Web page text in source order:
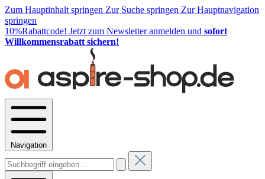
Zum Hauptinhalt springen Zur Suche springen Zur Hauptnavigation
springen
10%Rabattcode! Jetzt zum Newsletter anmelden und sofort
Willkommensrabatt sichern!
Navigation